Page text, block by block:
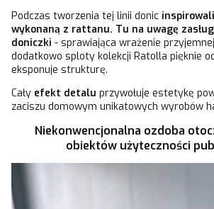
Podczas tworzenia tej linii donic
wykonaną z rattanu. Tu na uwagę
doniczki - sprawiająca wrażenie
dodatkowo sploty kolekcji Ratolla pięknie
eksponuje strukturę.
Cały efekt detalu przywołuje estetykę
zaciszu domowym unikatowych wyrobów
Niekonwencjonalna ozdoba
obiektów użyteczności